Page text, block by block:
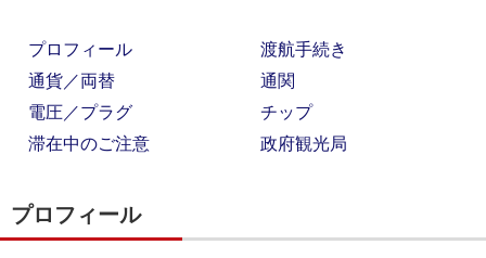
プロフィール
渡航手続き
通貨／両替
通関
電圧／プラグ
チップ
滞在中のご注意
政府観光局
プロフィール